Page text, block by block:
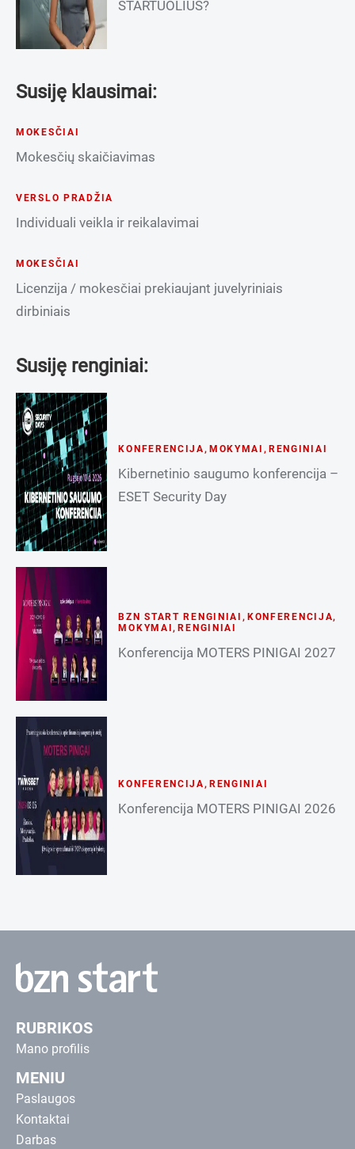
STARTUOLIUS?
Susiję klausimai:
MOKESČIAI
Mokesčių skaičiavimas
VERSLO PRADŽIA
Individuali veikla ir reikalavimai
MOKESČIAI
Licenzija / mokesčiai prekiaujant juvelyriniais
dirbiniais
Susiję renginiai:
KONFERENCIJA , MOKYMAI , RENGINIAI
Kibernetinio saugumo konferencija –
ESET Security Day
BZN START RENGINIAI , KONFERENCIJA,
MOKYMAI ,RENGINIAI
Konferencija MOTERS PINIGAI 2027
KONFERENCIJA, RENGINIAI
Konferencija MOTERS PINIGAI 2026
RUBRIKOS
Mano profilis
MENIU
Paslaugos
Kontaktai
Darbas